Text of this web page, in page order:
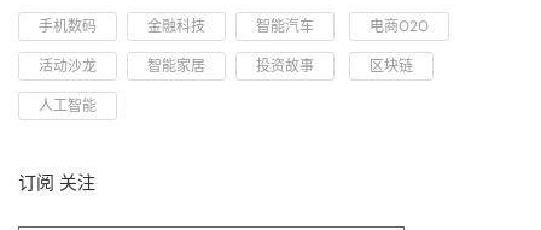
手机数码 金融科技 智能汽车 电商O2O
活动沙龙 智能家居 投资故事 区块链
人工智能
订阅 关注